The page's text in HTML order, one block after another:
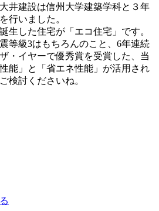
井建設は信州大学建築学科と３年
行いました。
生した住宅が「エコ住宅」です。
等級3はもちろんのこと、6年連続
・イヤーで優秀賞を受賞した、当
能」と「省エネ性能」が活用され
検討くださいね。